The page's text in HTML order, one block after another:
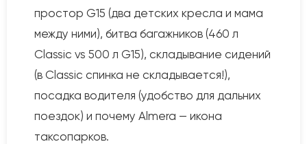
простор G15 (два детских кресла и мама
между ними), битва багажников (460 л
Classic vs 500 л G15), складывание сидений
(в Classic спинка не складывается!),
посадка водителя (удобство для дальних
поездок) и почему Almera — икона
таксопарков.